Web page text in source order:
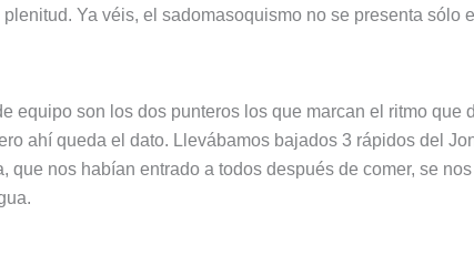
plenitud. Ya véis, el sadomasoquismo no se presenta sólo
equipo son los dos punteros los que marcan el ritmo que
ahí queda el dato. Llevábamos bajados 3 rápidos del
nos habían entrado a todos después de comer, se